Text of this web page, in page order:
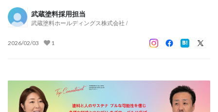
武蔵塗料採用担当
武蔵塗料ホールディングス株式会社 /
2026/02/03 1